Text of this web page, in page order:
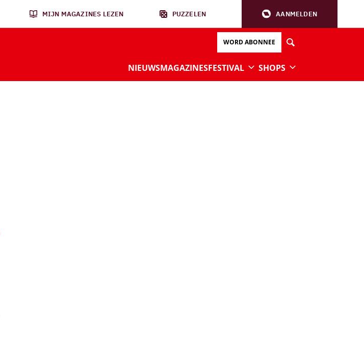
MIJN MAGAZINES LEZEN PUZZELEN AANMELDEN
WORD ABONNEE
NIEUWSMAGAZINESFESTIVAL SHOPS